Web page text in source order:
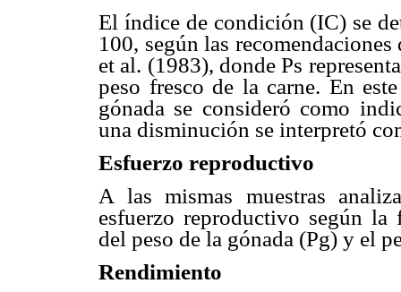
El índice de condición (IC) se
100, según las
et al. (1983), donde Ps
peso fresco de la carne. En
gónada se consideró como
una disminución se interpretó
Esfuerzo reproductivo
A las mismas muestras
esfuerzo reproductivo según
del peso de la gónada (Pg) y el
Rendimiento